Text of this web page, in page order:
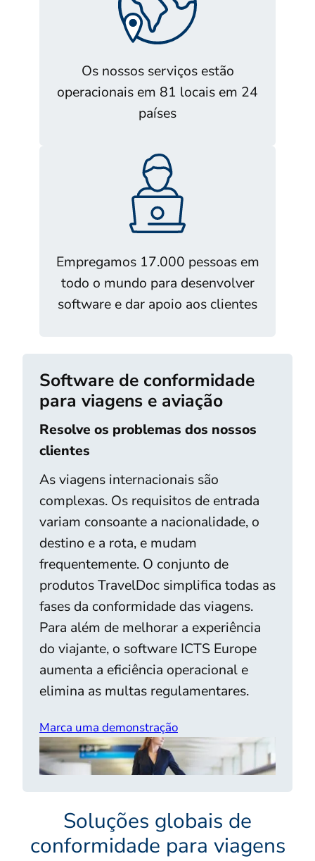
Os nossos serviços estão
operacionais em 81 locais em 24
países
Empregamos 17.000 pessoas em
todo o mundo para desenvolver
software e dar apoio aos clientes
Software de conformidade
para viagens e aviação
Resolve os problemas dos nossos
clientes
As viagens internacionais são
complexas. Os requisitos de entrada
variam consoante a nacionalidade, o
destino e a rota, e mudam
frequentemente. O conjunto de
produtos TravelDoc simplifica todas as
fases da conformidade das viagens.
Para além de melhorar a experiência
do viajante, o software ICTS Europe
aumenta a eficiência operacional e
elimina as multas regulamentares.
Marca uma demonstração
Soluções globais de
conformidade para viagens